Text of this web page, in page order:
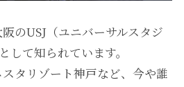
のUSJ（ユニバーサルスタジ
して知られています。
タリゾート神戸など、今や誰